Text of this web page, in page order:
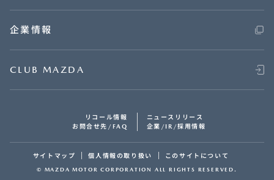
企業情報
CLUB MAZDA
リコール情報
ニュースリリース
お問合せ先/FAQ
企業/IR/採用情報
サイトマップ 個人情報の取り扱い このサイトについて
© MAZDA MOTOR CORPORATION ALL RIGHTS RESERVED.